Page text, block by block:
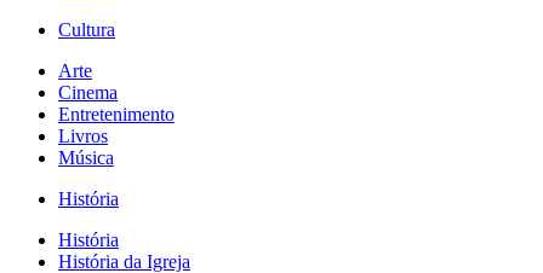
Cultura
Arte
Cinema
Entretenimento
Livros
Música
História
História
História da Igreja